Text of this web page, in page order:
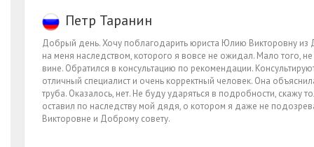
Петр Таранин
Добрый день. Хочу поблагодарить юриста Юлию Викторовну из
на меня наследством, которого я вовсе не ожидал. Мало того,
вине. Обратился в консультацию по рекомендации.
отличный специалист и очень корректный человек. Она
труба. Оказалось, нет. Не буду ударяться в подробности, скажу
оставил по наследству мой дядя, о котором я даже не
Викторовне и Доброму совету.